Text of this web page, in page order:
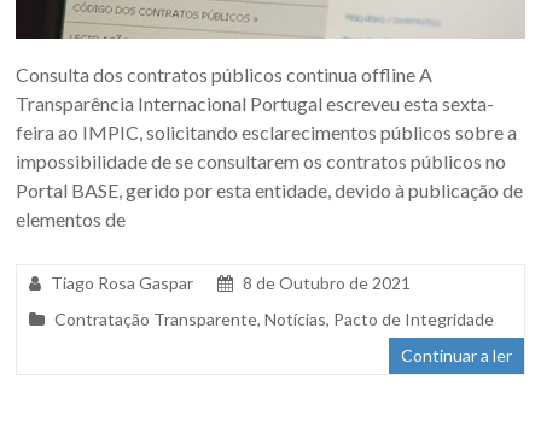
Consulta dos contratos públicos continua offline A
Transparência Internacional Portugal escreveu esta sexta-
feira ao IMPIC, solicitando esclarecimentos públicos sobre a
impossibilidade de se consultarem os contratos públicos no
Portal BASE, gerido por esta entidade, devido à publicação de
elementos de
Tiago Rosa Gaspar
8 de Outubro de 2021
Contratação Transparente,Notícias, Pacto de Integridade
Continuar a ler